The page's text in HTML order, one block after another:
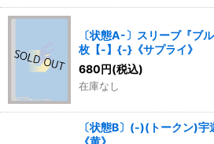
〔状態A-〕スリーブ『ブ
枚【-】{-}《サプライ》
680円(税込)
在庫なし
〔状態B〕(-)(トークン)
《黄》